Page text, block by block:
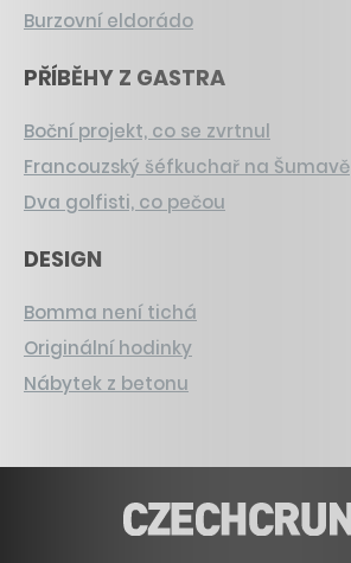
Burzovní eldorádo
PŘÍBĚHY Z GASTRA
Boční projekt, co se zvrtnul
Francouzský šéfkuchař na Šumavě
Dva golfisti, co pečou
DESIGN
Bomma není tichá
Originální hodinky
Nábytek z betonu